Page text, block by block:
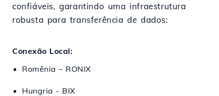
confiáveis, garantindo uma infraestrutura
robusta para transferência de dados:
Conexão Local:
Romênia – RONIX
Hungria - BIX